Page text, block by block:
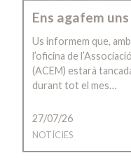
Ens agafem
Us informem que,
l’oficina de
(ACEM) estarà
durant tot el mes…
27/07/26
NOTÍCIES